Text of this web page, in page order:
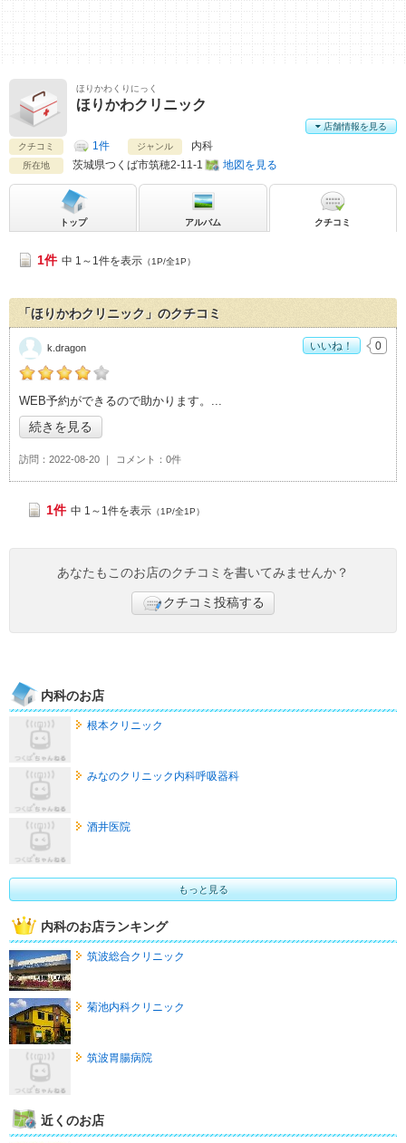
ほりかわくりにっく
ほりかわクリニック
クチコミ 1件 ジャンル 内科
所在地 茨城県つくば市筑穂2-11-1 地図を見る
店舗情報を見る
トップ アルバム クチコミ
1件 中 1～1件を表示 （1P/全1P）
「ほりかわクリニック」のクチコミ
k.dragonの「ほりかわクリニック>」おすすめ度：
WEB予約ができるので助かります。
続きを見る
訪問 2022-08-20 コメント 0件
k.dragon いいね！ 0
1件 中 1～1件を表示 （1P/全1P）
あなたもこのお店のクチコミを書いてみませんか？
クチコミ投稿する
内科のお店
根本クリニック
みなのクリニック内科呼吸器科
酒井医院
もっと見る
内科のお店ランキング
筑波総合クリニック
菊池内科クリニック
筑波胃腸病院
近くのお店